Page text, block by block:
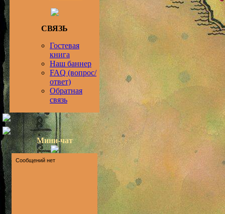
СВЯЗЬ
Гостевая
книга
Наш баннер
FAQ (вопрос/
ответ)
Обратная
связь
Мини-чат